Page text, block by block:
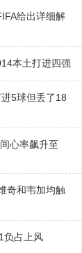
给出详细解
本土打进四强
5球但丢了18
心率飙升至
奇和韦加均触
负占上风